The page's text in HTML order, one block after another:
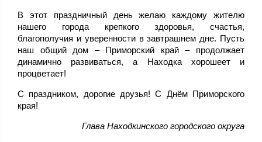
В этот праздничный день желаю каждому жителю
нашего города крепкого здоровья, счастья,
благополучия и уверенности в завтрашнем дне. Пусть
наш общий дом – Приморский край – продолжает
динамично развиваться, а Находка хорошеет и
процветает!
С праздником, дорогие друзья! С Днём Приморского
края!
Глава Находкинского городского округа